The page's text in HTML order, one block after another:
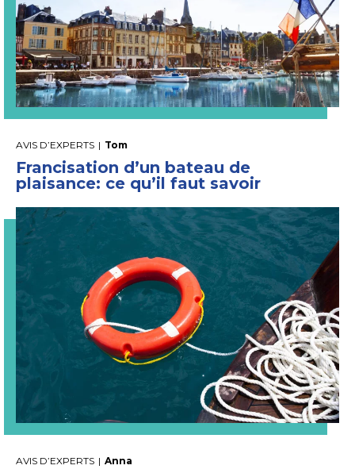
Tom
|
AVIS D’EXPERTS
Francisation d’un bateau de
plaisance: ce qu’il faut savoir
Anna
|
AVIS D’EXPERTS